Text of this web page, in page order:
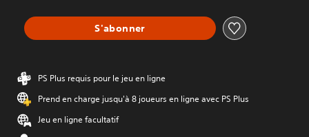
S'abonner
PS Plus requis pour le jeu en ligne
Prend en charge jusqu'à 8 joueurs en ligne avec PS Plus
Jeu en ligne facultatif